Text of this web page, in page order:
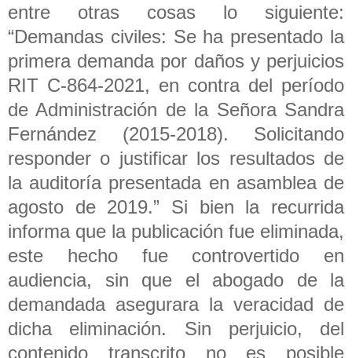
entre otras cosas lo siguiente:
“Demandas civiles: Se ha presentado la
primera demanda por daños y perjuicios
RIT C-864-2021, en contra del período
de Administración de la Señora Sandra
Fernández (2015-2018). Solicitando
responder o justificar los resultados de
la auditoría presentada en asamblea de
agosto de 2019.” Si bien la recurrida
informa que la publicación fue eliminada,
este hecho fue controvertido en
audiencia, sin que el abogado de la
demandada asegurara la veracidad de
dicha eliminación. Sin perjuicio, del
contenido transcrito no es posible